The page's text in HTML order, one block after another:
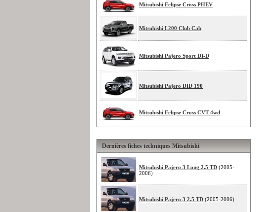
Mitsubishi Eclipse Cross PHEV
Mitsubishi L200 Club Cab
Mitsubishi Pajero Sport DI-D
Mitsubishi Pajero DID 190
Mitsubishi Eclipse Cross CVT 4wd
Dernières fiches techniques Mitsubishi
Mitsubishi Pajero 3 Long 2.5 TD (2005-
2006)
Mitsubishi Pajero 3 2.5 TD (2005-2006)